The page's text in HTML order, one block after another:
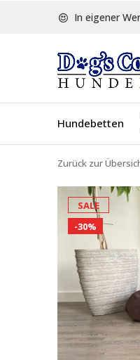
Hundebetten
In eigener
Zurück zur
SALE
-30%